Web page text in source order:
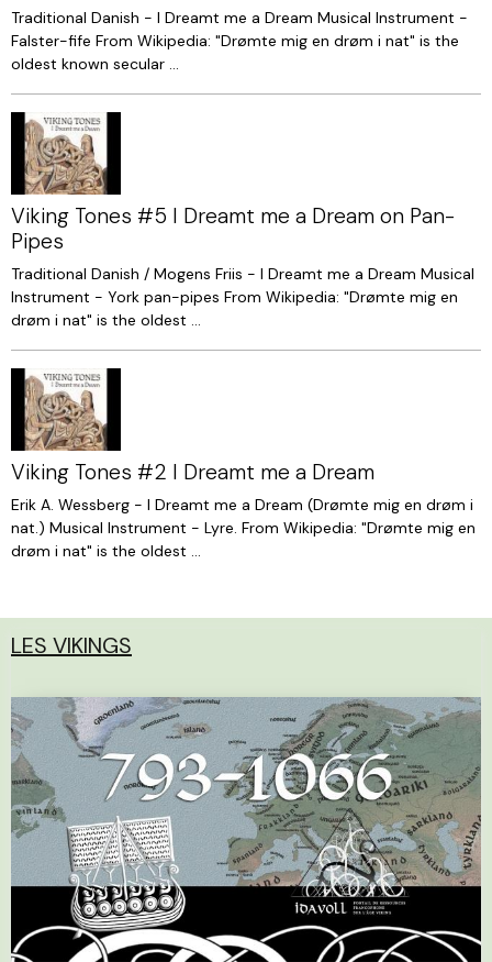
Traditional Danish - I Dreamt me a Dream Musical Instrument -
Falster-fife From Wikipedia: "Drømte mig en drøm i nat" is the
oldest known secular ...
Viking Tones #5 I Dreamt me a Dream on Pan-
Pipes
Traditional Danish / Mogens Friis - I Dreamt me a Dream Musical
Instrument - York pan-pipes From Wikipedia: "Drømte mig en
drøm i nat" is the oldest ...
Viking Tones #2 I Dreamt me a Dream
Erik A. Wessberg - I Dreamt me a Dream (Drømte mig en drøm i
nat.) Musical Instrument - Lyre. From Wikipedia: "Drømte mig en
drøm i nat" is the oldest ...
LES VIKINGS